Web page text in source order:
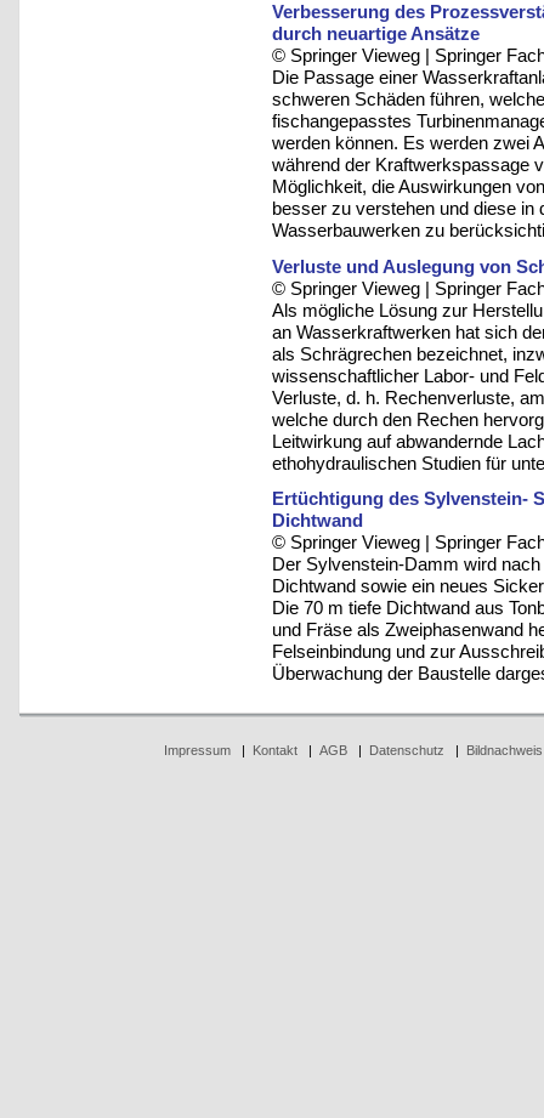
Verbesserung des
durch neuartige Ansätze
© Springer Vieweg | Springer
Die Passage einer
schweren Schäden führen,
fischangepasstes
werden können. Es werden zwei
während der Kraftwerkspassage
Möglichkeit, die Auswirkungen
besser zu verstehen und diese in
Wasserbauwerken zu
Verluste und Auslegung von
© Springer Vieweg | Springer
Als mögliche Lösung zur
an Wasserkraftwerken hat sich
als Schrägrechen bezeichnet,
wissenschaftlicher Labor- und
Verluste, d. h. Rechenverluste,
welche durch den Rechen
Leitwirkung auf abwandernde
ethohydraulischen Studien für
Ertüchtigung des Sylvenstein-
Dichtwand
© Springer Vieweg | Springer
Der Sylvenstein-Damm wird
Dichtwand sowie ein neues
Die 70 m tiefe Dichtwand aus
und Fräse als Zweiphasenwand
Felseinbindung und zur
Überwachung der Baustelle
Impressum| Kontakt| AGB| Datenschutz Bildnachweis